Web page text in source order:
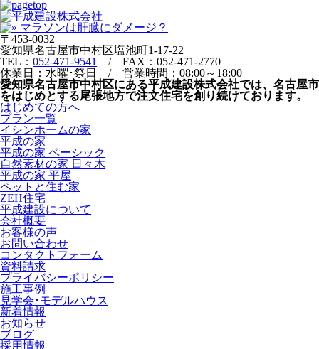
〒453-0032
愛知県名古屋市中村区塩池町1-17-22
TEL： 052-471-9541
/ FAX：052-471-2770
休業日：水曜･祭日 / 営業時間：08:00～18:00
愛知県名古屋市中村区にある平成建設株式会社では、名古屋市
をはじめとする尾張地方で注文住宅を創り続けております。
はじめての方へ
プラン一覧
イシンホームの家
平成の家
平成の家 ベーシック
自然素材の家 日々木
平成の家 平屋
ペットと住む家
ZEH住宅
平成建設について
会社概要
お客様の声
お問い合わせ
コンタクトフォーム
資料請求
プライバシーポリシー
施工事例
見学会･モデルハウス
新着情報
お知らせ
ブログ
採用情報